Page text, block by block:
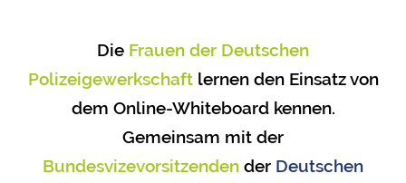
Die Frauen der Deutschen
Polizeigewerkschaftlernen den Einsatz von
dem Online-Whiteboard kennen.
Gemeinsam mit der
Bundesvizevorsitzenden der Deutschen